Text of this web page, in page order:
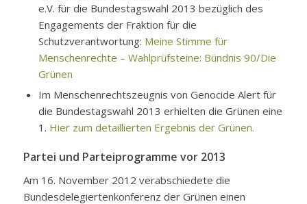
e.V. für die Bundestagswahl 2013 bezüglich des
Engagements der Fraktion für die
Schutzverantwortung: Meine Stimme für
Menschenrechte – Wahlprüfsteine: Bündnis 90/Die
Grünen
Im Menschenrechtszeugnis von Genocide Alert für
die Bundestagswahl 2013 erhielten die Grünen eine
1. Hier zum detaillierten Ergebnis der Grünen.
Partei und Parteiprogramme vor 2013
Am 16. November 2012 verabschiedete die
Bundesdelegiertenkonferenz der Grünen einen